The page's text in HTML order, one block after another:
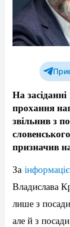
На засіданні
прохання
звільнив з
призначив
За
Владислава
лише з
але й з